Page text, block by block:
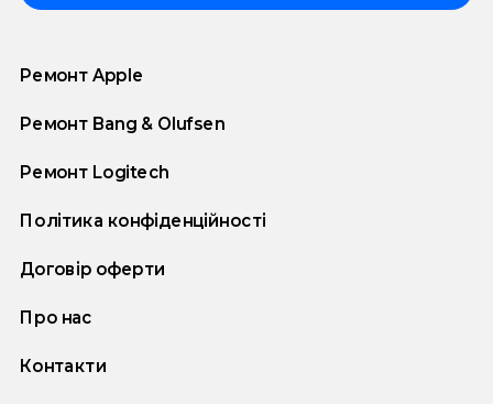
Ремонт Apple
Ремонт Bang & Olufsen
Ремонт Logitech
Політика конфіденційності
Договір оферти
Про нас
Контакти